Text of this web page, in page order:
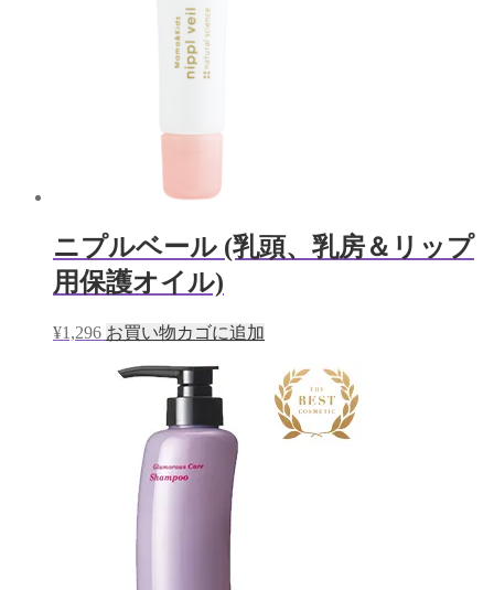
ニプルベール (乳頭、乳房＆リップ
用保護オイル)
¥1,296 お買い物カゴに追加